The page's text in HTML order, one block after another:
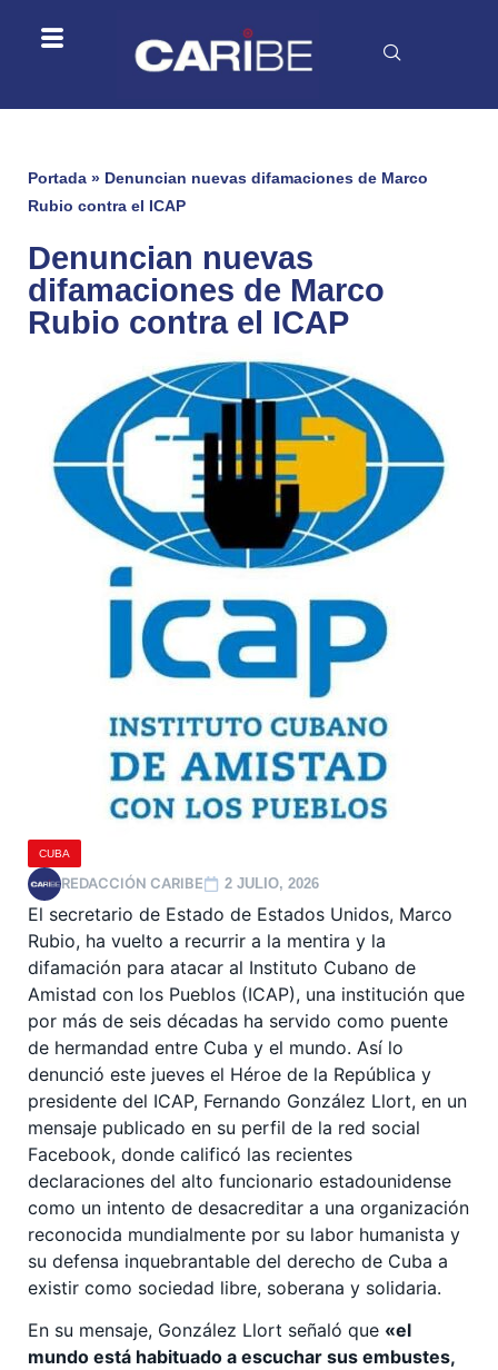
Portada » Denuncian nuevas difamaciones de Marco
Rubio contra el ICAP
Denuncian nuevas
difamaciones de Marco
Rubio contra el ICAP
CUBA
REDACCIÓN CARIBE 2 JULIO, 2026
El secretario de Estado de Estados Unidos, Marco
Rubio, ha vuelto a recurrir a la mentira y la
difamación para atacar al Instituto Cubano de
Amistad con los Pueblos (ICAP), una institución que
por más de seis décadas ha servido como puente
de hermandad entre Cuba y el mundo. Así lo
denunció este jueves el Héroe de la República y
presidente del ICAP, Fernando González Llort, en un
mensaje publicado en su perfil de la red social
Facebook, donde calificó las recientes
declaraciones del alto funcionario estadounidense
como un intento de desacreditar a una organización
reconocida mundialmente por su labor humanista y
su defensa inquebrantable del derecho de Cuba a
existir como sociedad libre, soberana y solidaria.
En su mensaje, González Llort señaló que «el
mundo está habituado a escuchar sus embustes,